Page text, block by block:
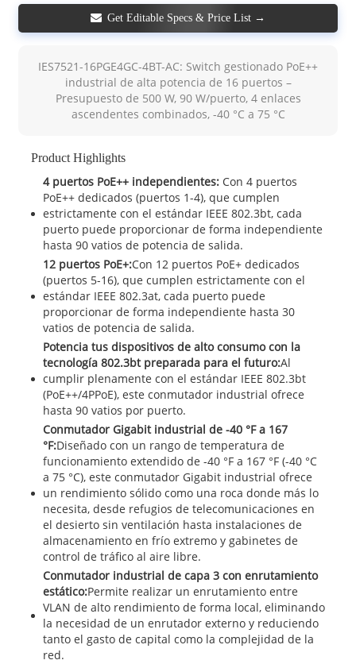
Get Editable Specs & Price List →
IES7521-16PGE4GC-4BT-AC: Switch gestionado PoE++
industrial de alta potencia de 16 puertos –
Presupuesto de 500 W, 90 W/puerto, 4 enlaces
ascendentes combinados, -40 °C a 75 °C
Product Highlights
4 puertos PoE++ independientes: Con 4 puertos
PoE++ dedicados (puertos 1-4), que cumplen
estrictamente con el estándar IEEE 802.3bt, cada
puerto puede proporcionar de forma independiente
hasta 90 vatios de potencia de salida.
12 puertos PoE+:Con 12 puertos PoE+ dedicados
(puertos 5-16), que cumplen estrictamente con el
estándar IEEE 802.3at, cada puerto puede
proporcionar de forma independiente hasta 30
vatios de potencia de salida.
Potencia tus dispositivos de alto consumo con la
tecnología 802.3bt preparada para el futuro:Al
cumplir plenamente con el estándar IEEE 802.3bt
(PoE++/4PPoE), este conmutador industrial ofrece
hasta 90 vatios por puerto.
Conmutador Gigabit industrial de -40 °F a 167
°F:Diseñado con un rango de temperatura de
funcionamiento extendido de -40 °F a 167 °F (-40 °C
a 75 °C), este conmutador Gigabit industrial ofrece
un rendimiento sólido como una roca donde más lo
necesita, desde refugios de telecomunicaciones en
el desierto sin ventilación hasta instalaciones de
almacenamiento en frío extremo y gabinetes de
control de tráfico al aire libre.
Conmutador industrial de capa 3 con enrutamiento
estático:Permite realizar un enrutamiento entre
VLAN de alto rendimiento de forma local, eliminando
la necesidad de un enrutador externo y reduciendo
tanto el gasto de capital como la complejidad de la
red.